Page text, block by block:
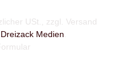
USt., zzgl. Versand
Dreizack Medien